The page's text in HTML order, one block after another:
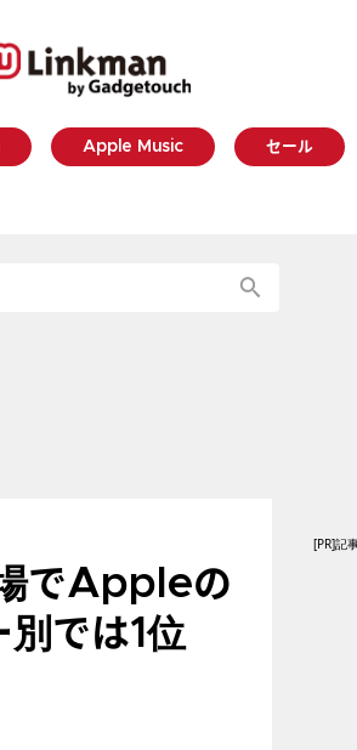
Apple Music セール
でAppleの
では1位
[PR]記